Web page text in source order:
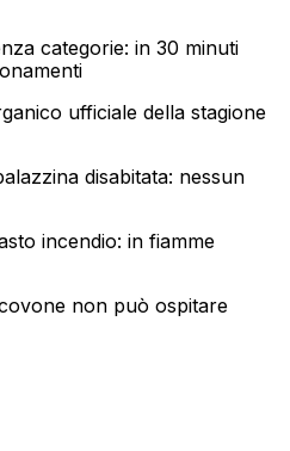
categorie: in 30 minuti
ufficiale della stagione
disabitata: nessun
incendio: in fiamme
non può ospitare